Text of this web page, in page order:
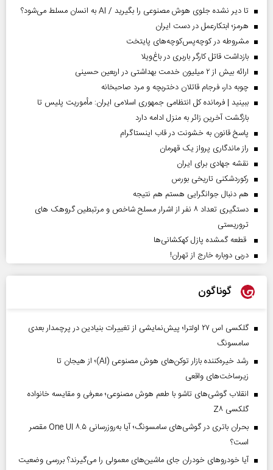
تا دیر نشده جلوی هوش مصنوعی را بگیرید / AI به انسان مسلط می‌شود؟
هرمز؛ ابتکارعمل در دست ایران
مشروطه در کوچه‌پس‌کوچه‌های پایتخت
بازداشت قاتل کارگر باربری در باغ‌ویلا
ارائه بیش از ۲ میلیون خدمت بهداشتی در اربعین حسینی
چوبه دار، فرجام قاتلان دختربچه و مرد صاحبخانه
ببینید | فرمانده کل انتظامی جمهوری اسلامی ایران­: مأموریت پلیس تا
بازگشت آخرین زائر به منزل ادامه دارد
پاسخ قانون به خشونت در قاب اینستاگرام
راز ماندگاری پرواز یک قهرمان
نقشه جهادی برای ایران
رکوردشکنی تاریخی بورس
هم دنبال جوانگرایی هستم هم نتیجه
دستگیری تعداد ۸ نفر از اشرار مسلح شاخص و مرتبطین گروهک های
تروریستی
قطعه گمشده پازل کهکشانی‌ها
دربی دوباره خارج از تهران!
گوناگون
گلکسی اس ۲۷ اولترا؛ پیش‌نمایشی از تغییرات بنیادین در پرچمدار بعدی
سامسونگ
رشد خیره‌کننده بازار توکن‌های هوش مصنوعی (AI)؛ از هیجان تا
زیرساخت‌های واقعی
انقلاب گوشی‌های تاشو‌ با طعم هوش مصنوعی؛ معرفی و مقایسه خانواده
گلکسی Z۸
بحران باتری در گوشی‌های سامسونگ؛ آیا به‌روزرسانی One UI ۸.۵ مقصر
است؟
آیا خودروهای خودران جای ماشین‌های معمولی را می‌گیرند؟ بررسی وضعیت